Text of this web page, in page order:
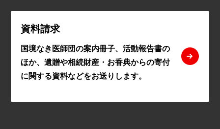
資料請求
国境なき医師団の案内冊子、活動報告書の
ほか、遺贈や相続財産・お香典からの寄付
に関する資料などをお送りします。